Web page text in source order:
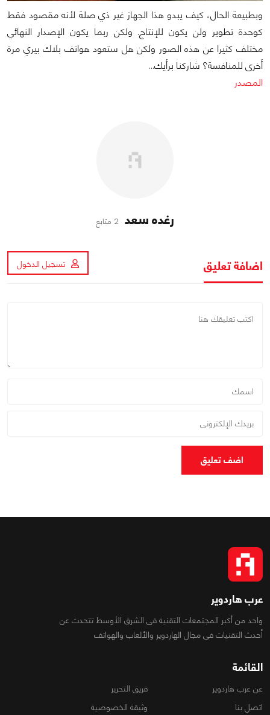
وبطبيعة الحال، كيف يبدو هذا الجهاز غير ذي صلة لأنه مقصود فقط
كوحدة تطوير ولن يكون للإنتاج. ولكن ربما يكون الإصدار النهائي
مختلف كثيرا عن هذه الصور ولكن هل ستعود هواتف بلاك بيري مرة
أخرى للمنافسة؟ شاركنا برأيك...
المصدر
رغده سعد 2 متابع
اضافة تعليق تسجيل الدخول
اضف تعليق
عرب هاردوير
واحد من أكبر المجتمعات التقنية فى الشرق الأوسط تتحدث عن
أحدث التقنيات فى مجال الهاردوير والألعاب والهواتف
القائمة
عن عرب هاردوير
فريق التحرير
اتصل بنا
وثيقة الخصوصية